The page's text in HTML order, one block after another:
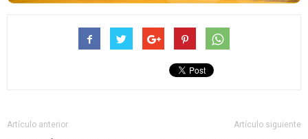
Artículo anterior Artículo siguiente